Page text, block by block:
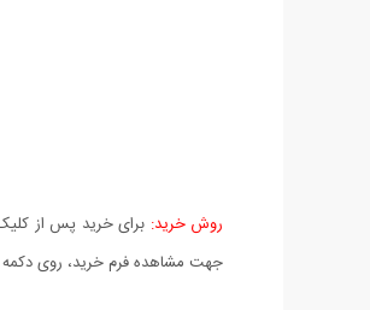
روش خرید: برای خرید پس از
جهت مشاهده فرم خرید، روی دکمه